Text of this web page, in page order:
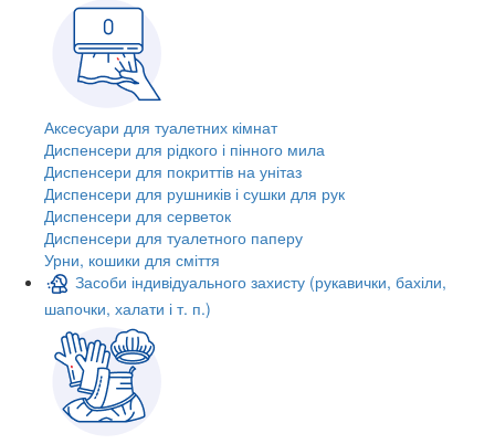
Аксесуари для туалетних кімнат
Диспенсери для рідкого і пінного мила
Диспенсери для покриттів на унітаз
Диспенсери для рушників і сушки для рук
Диспенсери для серветок
Диспенсери для туалетного паперу
Урни, кошики для сміття
Засоби індивідуального захисту (рукавички, бахіли,
шапочки, халати і т. п.)